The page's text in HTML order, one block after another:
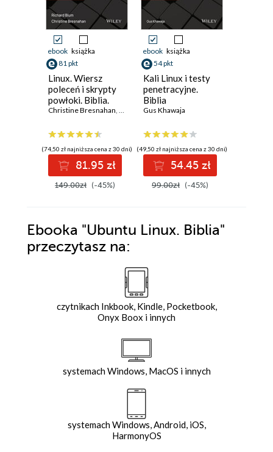
ebook książka
81 pkt
Linux. Wiersz
poleceń i skrypty
powłoki. Biblia.
Wydanie IV
Christine Bresnahan, Richard Blum
(74,50 zł najniższa cena z 30 dni)
81.95 zł
149.00zł (-45%)
ebook książka
54 pkt
Kali Linux i testy
penetracyjne.
Biblia
Gus Khawaja
(49,50 zł najniższa cena z 30 dni)
54.45 zł
99.00zł (-45%)
Ebooka "Ubuntu Linux. Biblia"
przeczytasz na:
czytnikach Inkbook, Kindle, Pocketbook,
Onyx Boox i innych
systemach Windows, MacOS i innych
systemach Windows, Android, iOS,
HarmonyOS